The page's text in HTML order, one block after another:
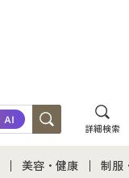
詳細検索
美容・健康 制服